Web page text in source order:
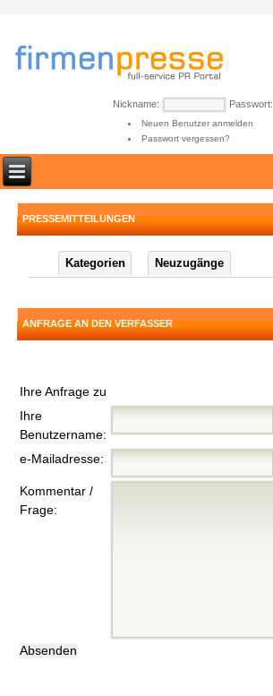
Nickname: Passwort:
Neuen Benutzer anmelden
Passwort vergessen?
PRESSEMITTEILUNGEN
Kategorien Neuzugänge
ANFRAGE AN DEN VERFASSER
Ihre Anfrage zu
Ihre
Benutzername:
e-Mailadresse:
Kommentar /
Frage: